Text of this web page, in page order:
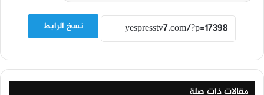
نسخ الرابط
مقالات ذات صلة